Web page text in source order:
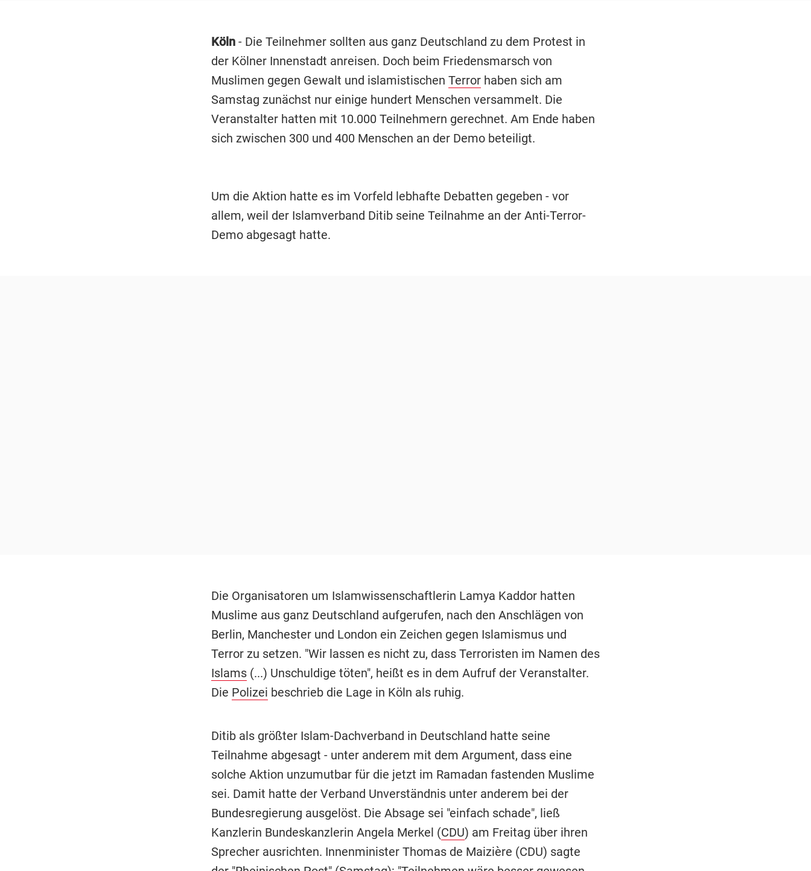
Köln - Die Teilnehmer sollten aus ganz Deutschland zu dem Protest in
der Kölner Innenstadt anreisen. Doch beim Friedensmarsch von
Muslimen gegen Gewalt und islamistischen Terrorhaben sich am
Samstag zunächst nur einige hundert Menschen versammelt. Die
Veranstalter hatten mit 10.000 Teilnehmern gerechnet. Am Ende haben
sich zwischen 300 und 400 Menschen an der Demo beteiligt.
Um die Aktion hatte es im Vorfeld lebhafte Debatten gegeben - vor
allem, weil der Islamverband Ditib seine Teilnahme an der Anti-Terror-
Demo abgesagt hatte.
Die Organisatoren um Islamwissenschaftlerin Lamya Kaddor hatten
Muslime aus ganz Deutschland aufgerufen, nach den Anschlägen von
Berlin, Manchester und London ein Zeichen gegen Islamismus und
Terror zu setzen. "Wir lassen es nicht zu, dass Terroristen im Namen des
Islams(...) Unschuldige töten", heißt es in dem Aufruf der Veranstalter.
Die Polizei beschrieb die Lage in Köln als ruhig.
Ditib als größter Islam-Dachverband in Deutschland hatte seine
Teilnahme abgesagt - unter anderem mit dem Argument, dass eine
solche Aktion unzumutbar für die jetzt im Ramadan fastenden Muslime
sei. Damit hatte der Verband Unverständnis unter anderem bei der
Bundesregierung ausgelöst. Die Absage sei "einfach schade", ließ
Kanzlerin Bundeskanzlerin Angela Merkel (CDU) am Freitag über ihren
Sprecher ausrichten. Innenminister Thomas de Maizière (CDU) sagte